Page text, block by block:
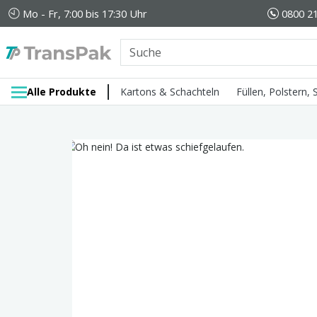
Mo - Fr, 7:00 bis 17:30 Uhr 0800
Alle Produkte Kartons & Schachteln Füllen, Polstern,